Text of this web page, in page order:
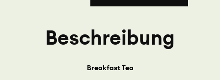
Beschreibung
Breakfast Tea